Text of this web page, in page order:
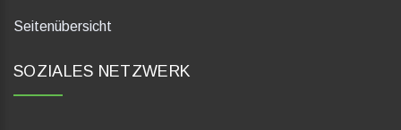
Seitenübersicht
SOZIALES NETZWERK